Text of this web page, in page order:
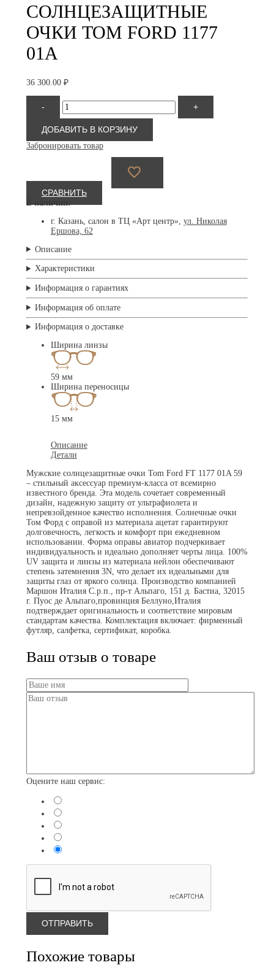
СОЛНЦЕЗАЩИТНЫЕ
ОЧКИ TOM FORD 1177
01A
36 300.00 ₽
-
Количество
товара
Tom
Ford
1177
01A
+
ДОБАВИТЬ В КОРЗИНУ
Забронировать товар
СРАВНИТЬ
В наличии:
г. Казань, салон в ТЦ «Арт центр», ул. Николая
Ершова, 62
Описание
Характеристики
Информация о гарантиях
Информация об оплате
Информация о доставке
Ширина линзы
59 мм
Ширина переносицы
15 мм
Описание
Детали
Мужские солнцезащитные очки Tom Ford FT 1177 01A 59
– стильный аксессуар премиум-класса от всемирно
известного бренда. Эта модель сочетает современный
дизайн, надежную защиту от ультрафиолета и
непревзойденное качество исполнения.​ Солнечные очки
Том Форд с оправой из материала ацетат гарантируют
долговечность, легкость и комфорт при ежедневном
использовании. Форма оправы авиатор подчеркивает
индивидуальность и идеально дополняет черты лица. 100%
UV защита и линзы из материала нейлон обеспечивают
степень затемнения 3N, что делает их идеальными для
защиты глаз от яркого солнца.​ Производство компанией
Маршон Италия С.р.п., пр-т Альпаго, 151 д. Бастиа, 32015
г. Пуос де Альпаго,провинция Беллуно,Италия
подтверждает оригинальность и соответствие мировым
стандартам качества.​ Комплектация включает: фирменный
футляр, салфетка, сертификат, коробка.
Ваш отзыв о товаре
Оцените наш сервис:
Похожие товары